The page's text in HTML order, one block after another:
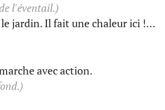
l'éventail.)
le jardin. Il fait une chaleur ici !…
avec action.